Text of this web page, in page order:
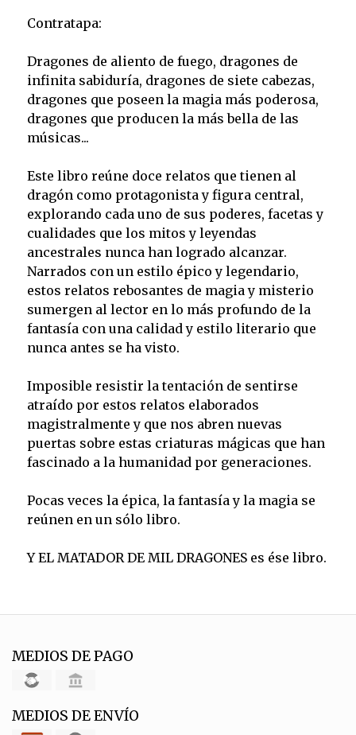
Contratapa:
Dragones de aliento de fuego, dragones de
infinita sabiduría, dragones de siete cabezas,
dragones que poseen la magia más poderosa,
dragones que producen la más bella de las
músicas...
Este libro reúne doce relatos que tienen al
dragón como protagonista y figura central,
explorando cada uno de sus poderes, facetas y
cualidades que los mitos y leyendas
ancestrales nunca han logrado alcanzar.
Narrados con un estilo épico y legendario,
estos relatos rebosantes de magia y misterio
sumergen al lector en lo más profundo de la
fantasía con una calidad y estilo literario que
nunca antes se ha visto.
Imposible resistir la tentación de sentirse
atraído por estos relatos elaborados
magistralmente y que nos abren nuevas
puertas sobre estas criaturas mágicas que han
fascinado a la humanidad por generaciones.
Pocas veces la épica, la fantasía y la magia se
reúnen en un sólo libro.
Y EL MATADOR DE MIL DRAGONES es ése libro.
MEDIOS DE PAGO
MEDIOS DE ENVÍO